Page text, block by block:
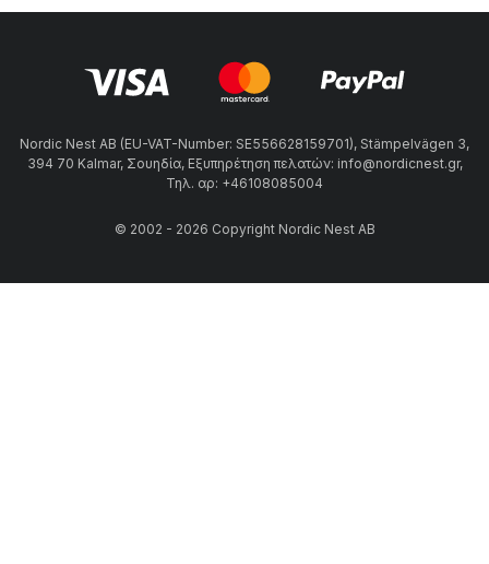
Nordic Nest AB (EU-VAT-Number: SE556628159701), Stämpelvägen 3,
394 70 Kalmar, Σουηδία, Εξυπηρέτηση πελατών: info@nordicnest.gr,
Τηλ. αρ: +46108085004
© 2002 - 2026 Copyright Nordic Nest AB